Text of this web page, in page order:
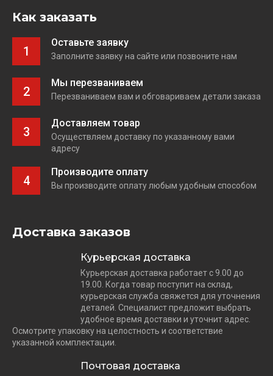
Как заказать
1
Оставьте заявку
Заполните заявку на сайте или позвоните нам
2
Мы перезваниваем
Перезваниваем вам и обговариваем детали заказа
3
Доставляем товар
Осуществляем доставку по указанному вами
адресу
4
Производите оплату
Вы производите оплату любым удобным способом
Доставка заказов
Курьерская доставка
Курьерская доставка работает с 9.00 до
19.00. Когда товар поступит на склад,
курьерская служба свяжется для уточнения
деталей. Специалист предложит выбрать
удобное время доставки и уточнит адрес.
Осмотрите упаковку на целостность и соответствие
указанной комплектации.
Почтовая доставка